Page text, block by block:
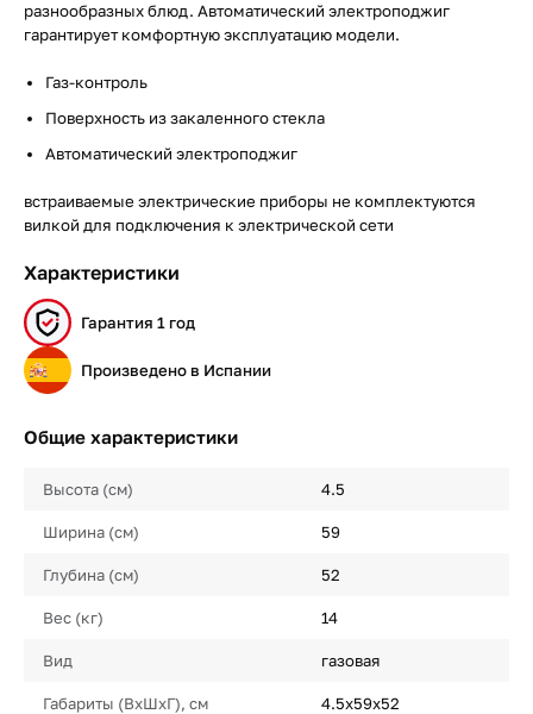
разнообразных блюд. Автоматический электроподжиг
гарантирует комфортную эксплуатацию модели.
Газ-контроль
Поверхность из закаленного стекла
Автоматический электроподжиг
встраиваемые электрические приборы не комплектуются
вилкой для подключения к электрической сети
Характеристики
Гарантия 1 год
Произведено в Испании
Общие характеристики
Высота (см) 4.5
Ширина (см) 59
Глубина (см) 52
Вес (кг) 14
Вид газовая
Габариты (ВхШхГ), см 4.5x59x52